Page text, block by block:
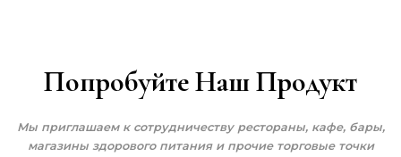
Попробуйте Наш Продукт
Мы приглашаем к сотрудничеству рестораны, кафе, бары,
магазины здорового питания и прочие торговые точки